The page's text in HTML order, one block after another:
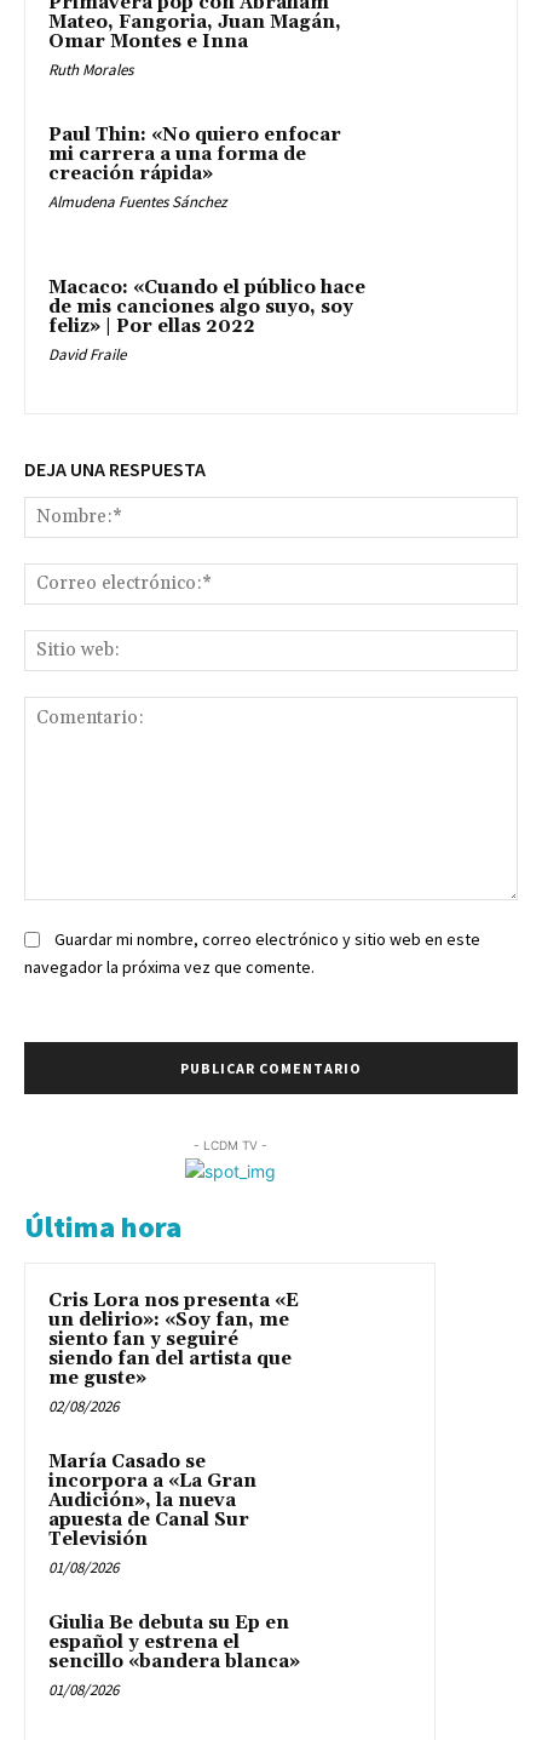
Mateo, Fangoria, Juan Magán,
Omar Montes e Inna
Ruth Morales
Paul Thin: «No quiero enfocar
mi carrera a una forma de
creación rápida»
Almudena Fuentes Sánchez
Macaco: «Cuando el público hace
de mis canciones algo suyo, soy
feliz» | Por ellas 2022
David Fraile
DEJA UNA RESPUESTA
Guardar mi nombre, correo electrónico y sitio web en este
navegador la próxima vez que comente.
- LCDM TV -
Última hora
Cris Lora nos presenta «E
un delirio»: «Soy fan, me
siento fan y seguiré
siendo fan del artista que
me guste»
02/08/2026
María Casado se
incorpora a «La Gran
Audición», la nueva
apuesta de Canal Sur
Televisión
01/08/2026
Giulia Be debuta su Ep en
español y estrena el
sencillo «bandera blanca»
01/08/2026